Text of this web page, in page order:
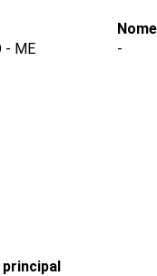
- ME
-